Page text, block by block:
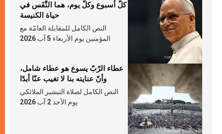
كلّ أسبوع وكلّ يوم، هما النَّفَس في
حياة الكنيسة
النص الكامل للمقابلة العامّة مع
المؤمنين يوم الأربعاء 5 آب 2026
عطاء الرّبّ يسوع هو عطاء شامل،
وأنّ عنايته بنا لا تغيب عنّا أبدًا
النص الكامل لصلاة التبشير الملائكي
يوم الأحد 2 آب 2026